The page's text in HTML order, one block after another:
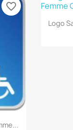
favorite_border
Logo